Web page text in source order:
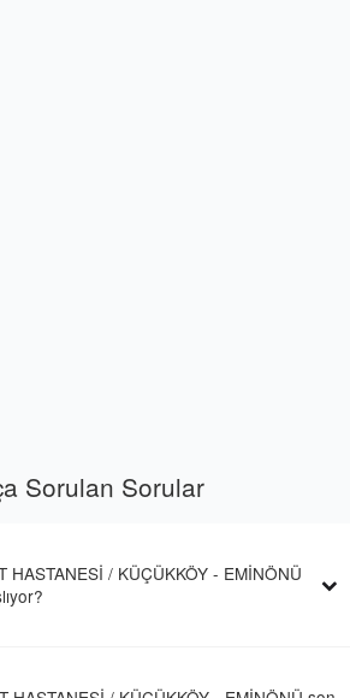
Sorulan Sorular
HASTANESİ / KÜÇÜKKÖY - EMİNÖNÜ